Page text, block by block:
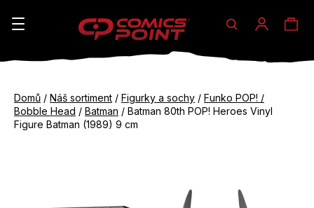
Hledat
Domů / Náš sortiment / Figurky a sochy / Funko POP! /
Bobble Head / Batman / Batman 80th POP! Heroes Vinyl
Figure Batman (1989) 9 cm
K
do
obchodu
do
obchodu